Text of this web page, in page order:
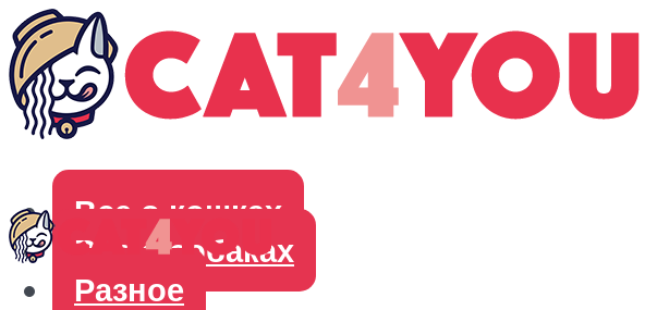
Все о кошках
Все о собаках
Разное